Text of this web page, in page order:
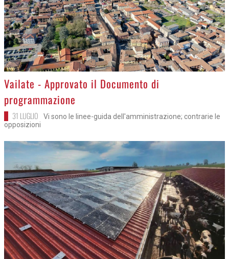
>
Vailate - Approvato il Documento di
programmazione
31 LUGLIO
Vi sono le linee-guida dell'amministrazione; contrarie le
opposizioni